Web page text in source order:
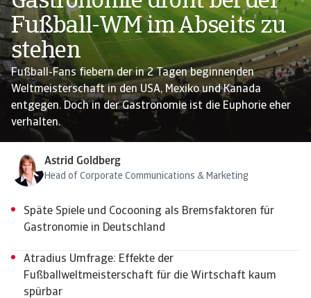
Fußball-WM im Abseits zu
stehen
Fußball-Fans fiebern der in 2 Tagen beginnenden
Weltmeisterschaft in den USA, Mexiko und Kanada
entgegen. Doch in der Gastronomie ist die Euphorie eher
verhalten.
Astrid Goldberg
Head of Corporate Communications & Marketing
Späte Spiele und Cocooning als Bremsfaktoren für
Gastronomie in Deutschland
Atradius Umfrage: Effekte der
Fußballweltmeisterschaft für die Wirtschaft kaum
spürbar